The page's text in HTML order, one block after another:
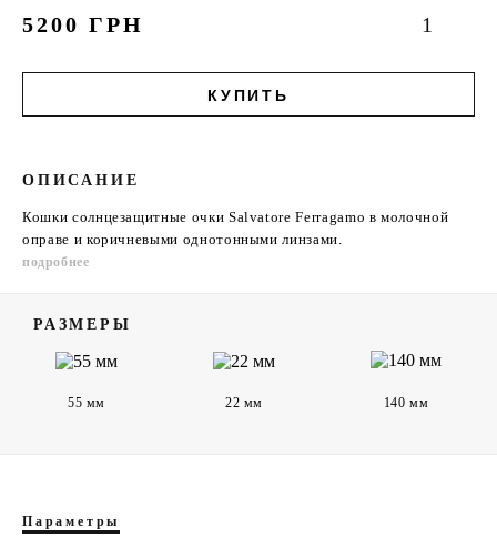
5200 ГРН 1
КУПИТЬ
ОПИСАНИЕ
Кошки солнцезащитные очки Salvatore Ferragamo в молочной
оправе и коричневыми однотонными линзами.
подробнее
РАЗМЕРЫ
55 мм 22 мм 140 мм
Параметры